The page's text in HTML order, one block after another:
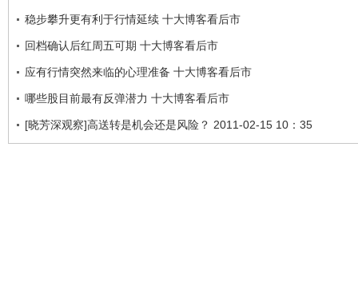
稳步攀升更有利于行情延续 十大博客看后市
回档确认后红周五可期 十大博客看后市
应有行情突然来临的心理准备 十大博客看后市
哪些股目前最有反弹潜力 十大博客看后市
[晓芳深观察]高送转是机会还是风险？ 2011-02-15 10：35